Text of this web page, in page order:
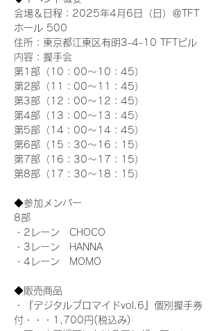
会場＆日程：2025年4月6日（日）＠TFT
ホール 500
住所：東京都江東区有明3-4-10 TFTビル
内容：握手会
第1部（10：00～10：45）
第2部（11：00～11：45）
第3部（12：00～12：45）
第4部（13：00～13：45）
第5部（14：00～14：45）
第6部（15：30～16：15）
第7部（16：30～17：15）
第8部（17：30～18：15）
◆参加メンバー
8部
・2レーン　CHOCO
・3レーン　HANNA
・4レーン　MOMO
◆販売商品
・『デジタルブロマイドvol.6』個別握手券
付・・・1,700円(税込み)